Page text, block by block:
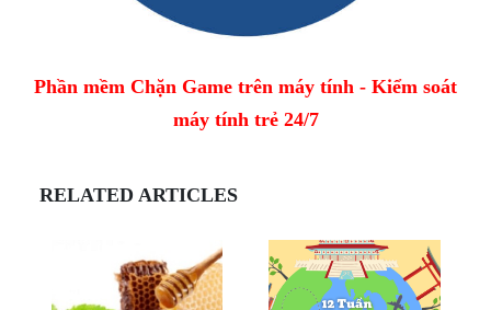
Phần mềm Chặn Game trên máy tính - Kiểm soát
máy tính trẻ 24/7
RELATED ARTICLES